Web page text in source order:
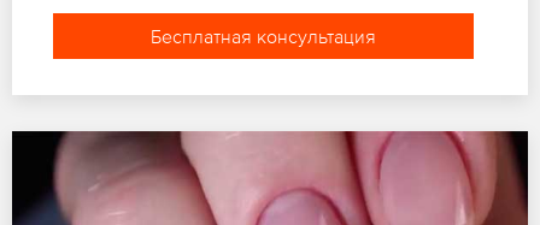
Бесплатная консультация